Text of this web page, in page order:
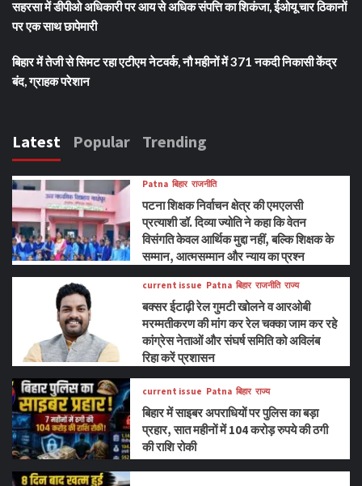
सहरसा में डीपीओ अधिकारी पर आय से अधिक संपत्ति का शिकंजा, ईओयू चार ठिकानों
पर एक साथ छापेमारी
बिहार में तेजी से सिमट रहा एटीएम नेटवर्क, नौ महीनों में 371 नकदी निकासी केंद्र
बंद, ग्राहक परेशान
Latest Popular Trending
Patna बिहार राजनीति
पटना शिक्षक निर्वाचन क्षेत्र की एमएलसी
प्रत्याशी डॉ. दिव्या ज्योति ने कहा कि वेतन
विसंगति केवल आर्थिक मुद्दा नहीं, बल्कि शिक्षक के
सम्मान, आत्मसम्मान और न्याय का प्रश्न
current issue Patna बिहार राजनीति राज्य
बक्सर ईटाढ़ी रेल गुमटी खोलने व आरओबी
मरम्मतीकरण की मांग कर रेल चक्का जाम कर रहे
कांग्रेस नेताओं और संघर्ष समिति को अविलंब
रिहा करें प्रशासन
current issue Patna बिहार राज्य
बिहार में साइबर अपराधियों पर पुलिस का बड़ा
प्रहार, सात महीनों में 104 करोड़ रुपये की ठगी
की राशि रोकी